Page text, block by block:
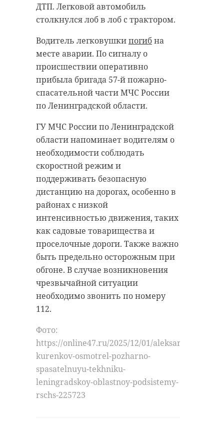
ДТП. Легковой автомобиль
столкнулся лоб в лоб с трактором.
Водитель легковушкипогибна
месте аварии. По сигналу о
происшествии оперативно
прибыла бригада 57-й пожарно-
спасательной части МЧС России
по Ленинградской области.
ГУ МЧС России по Ленинградской
области напоминает водителям о
необходимости соблюдать
скоростной режим и
поддерживать безопасную
дистанцию на дорогах, особенно в
районах с низкой
интенсивностью движения, таких
как садовые товарищества и
проселочные дороги. Также важно
быть предельно осторожным при
обгоне. В случае возникновения
чрезвычайной ситуации
необходимо звонить по номеру
112.
Фото:
https://online47.ru/2025/12/01/aleksandr-
kurenkov-osmotrel-pozharno-
spasatelnuyu-tekhniku-
leningradskoy-oblastnoy-podsistemy-
rschs-225723